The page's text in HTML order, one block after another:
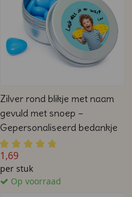
Zilver rond blikje met naam
gevuld met snoep –
Gepersonaliseerd bedankje
1,69
per stuk
Op voorraad